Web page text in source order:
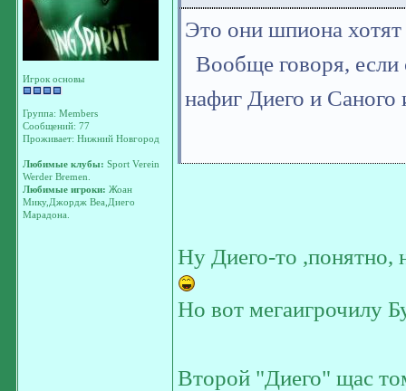
Игрок основы
Группа: Members
Сообщений: 77
Проживает: Нижний Новгород
Любимые клубы: Sport Verein
Werder Bremen.
Любимые игроки: Жоан
Мику,Джордж Веа,Диего
Марадона.
Это они шпиона
Вообще говоря, если
нафиг Диего и
Ну Диего-то ,понятно,
Но вот мегаигрочилу
Второй "Диего" щас